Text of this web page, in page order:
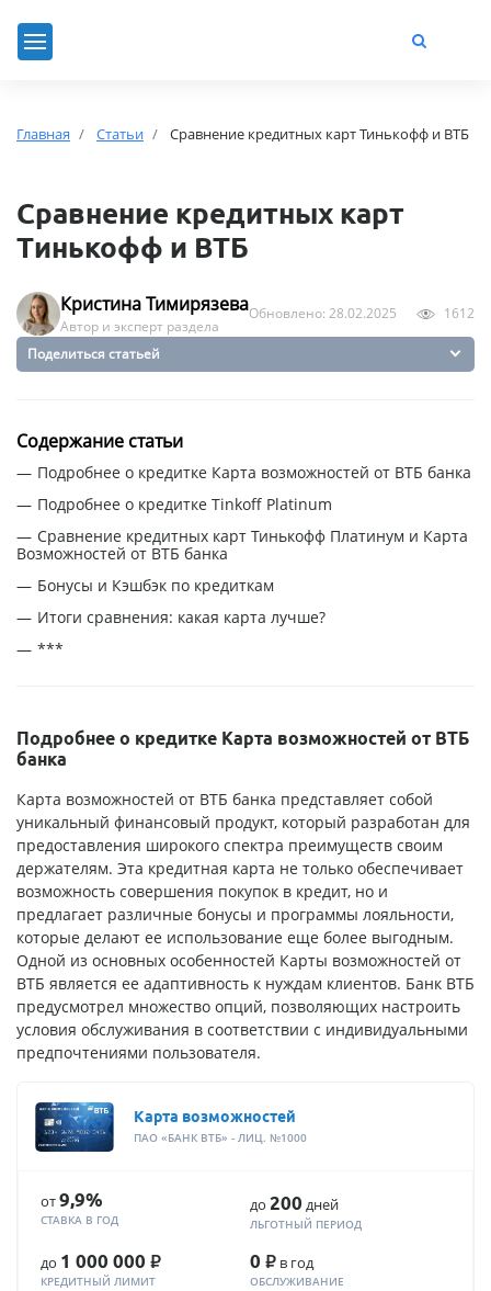
Главная Статьи Сравнение кредитных карт Тинькофф и ВТБ
Сравнение кредитных карт
Тинькофф и ВТБ
Кристина Тимирязева
Автор и эксперт раздела
Обновлено: 28.02.2025 1612
Поделиться статьей
Содержание статьи
Подробнее о кредитке Карта возможностей от ВТБ банка
Подробнее о кредитке Tinkoff Platinum
Сравнение кредитных карт Тинькофф Платинум и Карта
Возможностей от ВТБ банка
Бонусы и Кэшбэк по кредиткам
Итоги сравнения: какая карта лучше?
***
Подробнее о кредитке Карта возможностей от ВТБ
банка
Карта возможностей от ВТБ банка представляет собой
уникальный финансовый продукт, который разработан для
предоставления широкого спектра преимуществ своим
держателям. Эта кредитная карта не только обеспечивает
возможность совершения покупок в кредит, но и
предлагает различные бонусы и программы лояльности,
которые делают ее использование еще более выгодным.
Одной из основных особенностей Карты возможностей от
ВТБ является ее адаптивность к нуждам клиентов. Банк ВТБ
предусмотрел множество опций, позволяющих настроить
условия обслуживания в соответствии с индивидуальными
предпочтениями пользователя.
Карта возможностей
ПАО «БАНК ВТБ» - ЛИЦ. №1000
от9,9%
СТАВКА В ГОД
до 200 дней
ЛЬГОТНЫЙ ПЕРИОД
до 1 000 000 Р
КРЕДИТНЫЙ ЛИМИТ
0 Р в год
ОБСЛУЖИВАНИЕ